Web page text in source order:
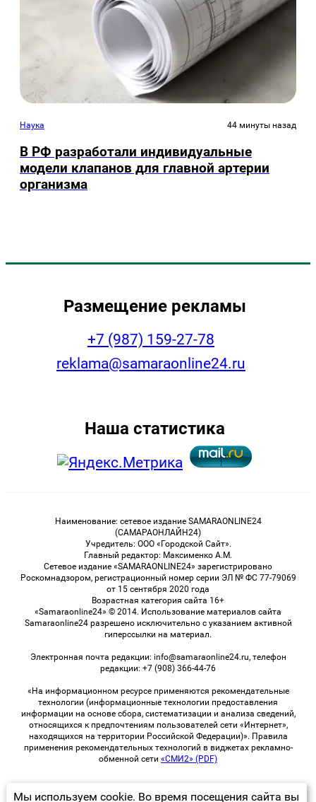
Наука 44 минуты назад
В РФ разработали индивидуальные
модели клапанов для главной артерии
организма
Размещение рекламы
+7 (987) 159-27-78
reklama@samaraonline24.ru
Наша статистика
Наименование: сетевое издание SAMARAONLINE24
(САМАРАОНЛАЙН24)
Учредитель: ООО «Городской Сайт».
Главный редактор: Максименко А.М.
Сетевое издание «SAMARAONLINE24» зарегистрировано
Роскомнадзором, регистрационный номер серии ЭЛ № ФС 77-79069
от 15 сентября 2020 года
Возрастная категория сайта 16+
«Samaraonline24» © 2014. Использование материалов сайта
Samaraonline24 разрешено исключительно с указанием активной
гиперссылки на материал.
Электронная почта редакции: info@samaraonline24.ru, телефон
редакции: +7 (908) 366-44-76
«На информационном ресурсе применяются рекомендательные
технологии (информационные технологии предоставления
информации на основе сбора, систематизации и анализа сведений,
относящихся к предпочтениям пользователей сети «Интернет»,
находящихся на территории Российской Федерации)». Правила
применения рекомендательных технологий в виджетах рекламно-
обменной сети «СМИ2» (PDF)
Мы используем cookie. Во время посещения сайта вы